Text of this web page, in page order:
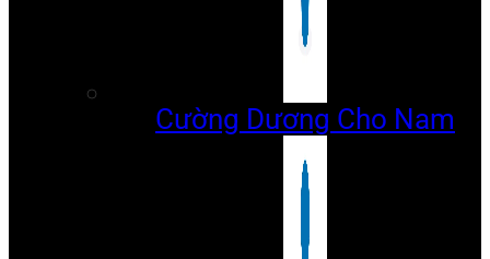
Cường Dương Cho Nam